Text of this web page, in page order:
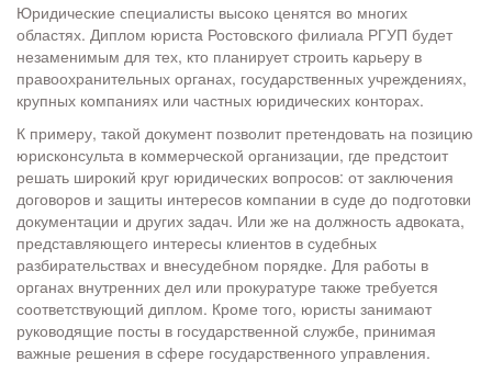
Юридические специалисты высоко ценятся во многих
областях. Диплом юриста Ростовского филиала РГУП будет
незаменимым для тех, кто планирует строить карьеру в
правоохранительных органах, государственных учреждениях,
крупных компаниях или частных юридических конторах.
К примеру, такой документ позволит претендовать на позицию
юрисконсульта в коммерческой организации, где предстоит
решать широкий круг юридических вопросов: от заключения
договоров и защиты интересов компании в суде до подготовки
документации и других задач. Или же на должность адвоката,
представляющего интересы клиентов в судебных
разбирательствах и внесудебном порядке. Для работы в
органах внутренних дел или прокуратуре также требуется
соответствующий диплом. Кроме того, юристы занимают
руководящие посты в государственной службе, принимая
важные решения в сфере государственного управления.